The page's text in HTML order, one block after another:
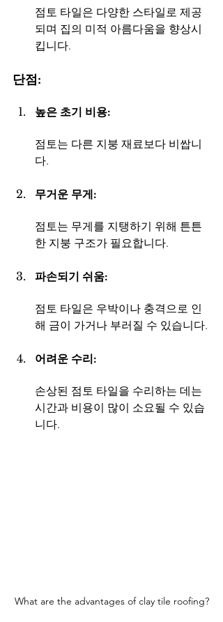
점토 타일은 다양한 스타일로 제공
되며 집의 미적 아름다움을 향상시
킵니다.
단점:
높은 초기 비용:
점토는 다른 지붕 재료보다 비쌉니
다.
무거운 무게:
점토는 무게를 지탱하기 위해 튼튼
한 지붕 구조가 필요합니다.
파손되기 쉬움:
점토 타일은 우박이나 충격으로 인
해 금이 가거나 부러질 수 있습니다.
어려운 수리:
손상된 점토 타일을 수리하는 데는
시간과 비용이 많이 소요될 수 있습
니다.
What are the advantages of clay tile roofing?